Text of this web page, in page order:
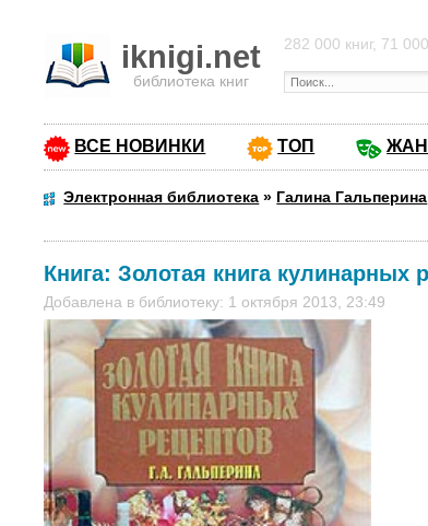
iknigi.net
библиотека книг
282 000 книг, 71
ВСЕ НОВИНКИ ТОП
Электронная библиотека » Галина Гальперина
Книга:Золотая книга кулинарных
Добавлена в библиотеку: 1 октября 2013, 23:49